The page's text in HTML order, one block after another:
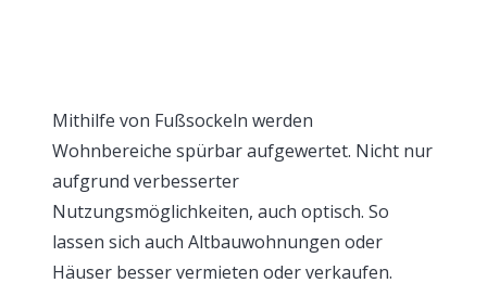
Mithilfe von Fußsockeln werden
Wohnbereiche spürbar aufgewertet. Nicht nur
aufgrund verbesserter
Nutzungsmöglichkeiten, auch optisch. So
lassen sich auch Altbauwohnungen oder
Häuser besser vermieten oder verkaufen.